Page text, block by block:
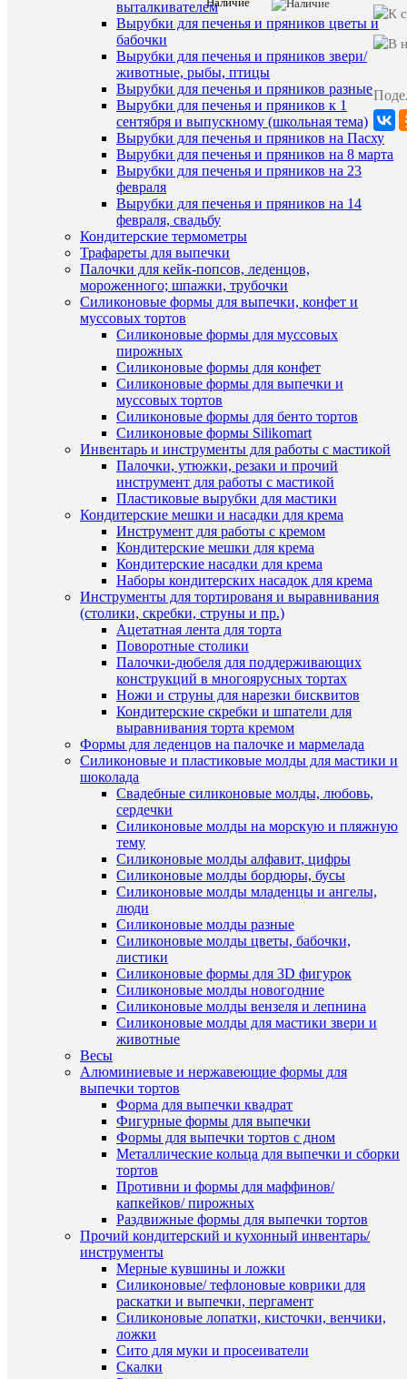
выталкивателем
Вырубки для печенья и пряников цветы и
бабочки
Вырубки для печенья и пряников звери/
животные, рыбы, птицы
Вырубки для печенья и пряников разные
Вырубки для печенья и пряников к 1
сентября и выпускному (школьная тема)
Вырубки для печенья и пряников на Пасху
Вырубки для печенья и пряников на 8 марта
Вырубки для печенья и пряников на 23
февраля
Вырубки для печенья и пряников на 14
февраля, свадьбу
Кондитерские термометры
Трафареты для выпечки
Палочки для кейк-попсов, леденцов,
мороженного; шпажки, трубочки
Силиконовые формы для выпечки, конфет и
муссовых тортов
Силиконовые формы для муссовых
пирожных
Силиконовые формы для конфет
Силиконовые формы для выпечки и
муссовых тортов
Силиконовые формы для бенто тортов
Силиконовые формы Silikomart
Инвентарь и инструменты для работы с мастикой
Палочки, утюжки, резаки и прочий
инструмент для работы с мастикой
Пластиковые вырубки для мастики
Кондитерские мешки и насадки для крема
Инструмент для работы с кремом
Кондитерские мешки для крема
Кондитерские насадки для крема
Наборы кондитерских насадок для крема
Инструменты для тортированя и выравнивания
(столики, скребки, струны и пр.)
Ацетатная лента для торта
Поворотные столики
Палочки-дюбеля для поддерживающих
конструкций в многоярусных тортах
Ножи и струны для нарезки бисквитов
Кондитерские скребки и шпатели для
выравнивания торта кремом
Формы для леденцов на палочке и мармелада
Силиконовые и пластиковые молды для мастики и
шоколада
Свадебные силиконовые молды, любовь,
сердечки
Силиконовые молды на морскую и пляжную
тему
Силиконовые молды алфавит, цифры
Силиконовые молды бордюры, бусы
Силиконовые молды младенцы и ангелы,
люди
Силиконовые молды разные
Силиконовые молды цветы, бабочки,
листики
Силиконовые формы для 3D фигурок
Силиконовые молды новогодние
Силиконовые молды вензеля и лепнина
Силиконовые молды для мастики звери и
животные
Весы
Алюминиевые и нержавеющие формы для
выпечки тортов
Форма для выпечки квадрат
Фигурные формы для выпечки
Формы для выпечки тортов с дном
Металлические кольца для выпечки и сборки
тортов
Противни и формы для маффинов/
капкейков/ пирожных
Раздвижные формы для выпечки тортов
Прочий кондитерский и кухонный инвентарь/
инструменты
Мерные кувшины и ложки
Силиконовые/ тефлоновые коврики для
раскатки и выпечки, пергамент
Силиконовые лопатки, кисточки, венчики,
ложки
Сито для муки и просеиватели
Скалки
состав
(Е102,
Е133),
камедь
дерева,
Е1414),
Срок
100гр